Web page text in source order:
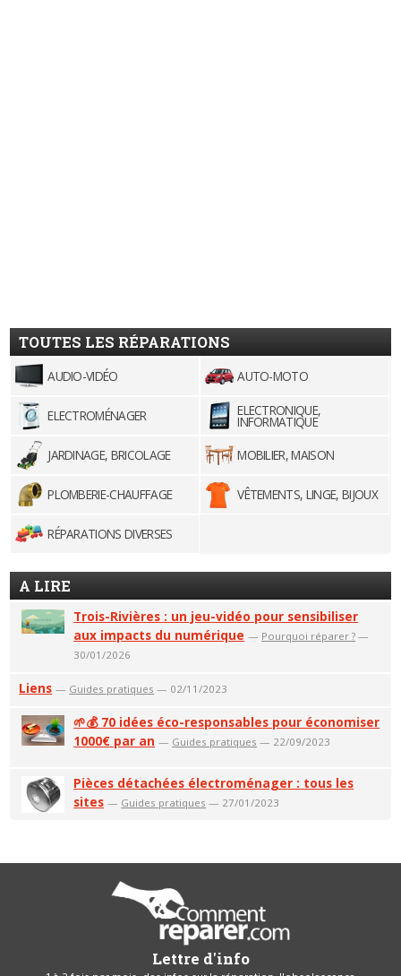
TOUTES LES RÉPARATIONS
AUDIO-VIDÉO AUTO-MOTO
ELECTROMÉNAGER ELECTRONIQUE,
INFORMATIQUE
JARDINAGE, BRICOLAGE
MOBILIER, MAISON
PLOMBERIE-CHAUFFAGE VÊTEMENTS, LINGE, BIJOUX
RÉPARATIONS DIVERSES
A LIRE
Trois-Rivières : un jeu-vidéo pour sensibiliser
aux impacts du numérique — Pourquoi réparer ? —
30/01/2026
Liens — Guides pratiques — 02/11/2023
🌱💰 70 idées éco-responsables pour économiser
1000€ par an — Guides pratiques — 22/09/2023
Pièces détachées électroménager : tous les
sites — Guides pratiques — 27/01/2023
Lettre d'info